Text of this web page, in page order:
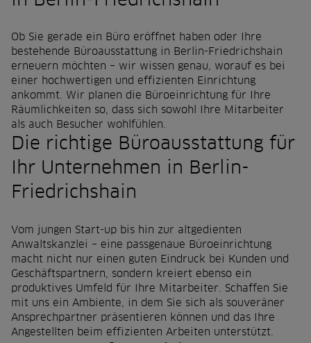
p
r
i
n
g
e
Ob Sie gerade ein Büro eröffnet haben oder Ihre
bestehende Büroausstattung in Berlin-Friedrichshain
erneuern möchten – wir wissen genau, worauf es bei
einer hochwertigen und effizienten Einrichtung
ankommt. Wir planen die Büroeinrichtung für Ihre
Räumlichkeiten so, dass sich sowohl Ihre Mitarbeiter
als auch Besucher wohlfühlen.
Die richtige Büroausstattung für
Ihr Unternehmen in Berlin-
Friedrichshain
Vom jungen Start-up bis hin zur altgedienten
Anwaltskanzlei – eine passgenaue Büroeinrichtung
macht nicht nur einen guten Eindruck bei Kunden und
Geschäftspartnern, sondern kreiert ebenso ein
produktives Umfeld für Ihre Mitarbeiter. Schaffen Sie
mit uns ein Ambiente, in dem Sie sich als souveräner
Ansprechpartner präsentieren können und das Ihre
Angestellten beim effizienten Arbeiten unterstützt.